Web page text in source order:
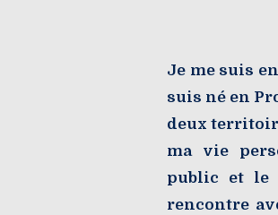
Je me suis
suis né en
deux
ma vie
public et le
rencontre